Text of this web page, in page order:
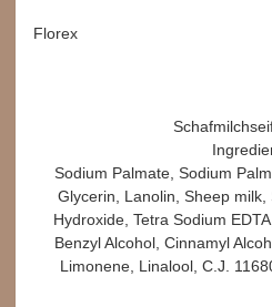
Florex
Sodium Palmate, Sodium
Glycerin, Lanolin, Sheep
Hydroxide, Tetra Sodium
Benzyl Alcohol, Cinnamyl
Limonene, Linalool, C.J.